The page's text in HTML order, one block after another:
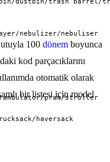
100 dönem boyunca
kod parçacıklarını
otomatik olarak
bir listesi için model